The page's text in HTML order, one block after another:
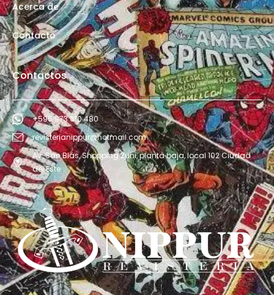
Acerca de
Contacto
Contactos
+595 973 610 480
revisterianippur@hotmail.com
Av. San Blás, Shopping Zuni, planta baja, local 102 Ciudad
del Este